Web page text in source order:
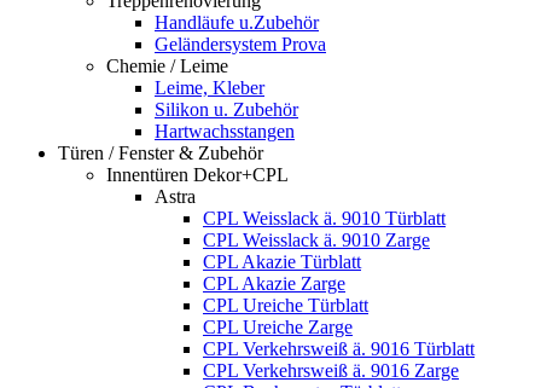
Handläufe u.Zubehör
Geländersystem Prova
Chemie / Leime
Leime, Kleber
Silikon u. Zubehör
Hartwachsstangen
Türen / Fenster & Zubehör
Innentüren Dekor+CPL
Astra
CPL Weisslack ä. 9010 Türblatt
CPL Weisslack ä. 9010 Zarge
CPL Akazie Türblatt
CPL Akazie Zarge
CPL Ureiche Türblatt
CPL Ureiche Zarge
CPL Verkehrsweiß ä. 9016 Türblatt
CPL Verkehrsweiß ä. 9016 Zarge